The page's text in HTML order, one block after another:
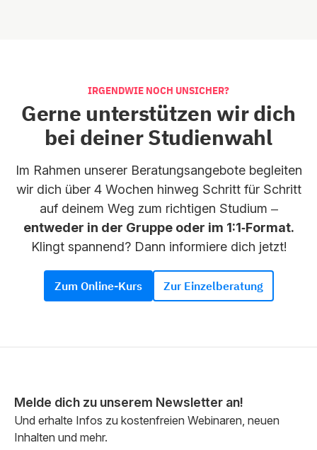
IRGENDWIE NOCH UNSICHER?
Gerne unterstützen wir dich
bei deiner Studienwahl
Im Rahmen unserer Beratungsangebote begleiten
wir dich über 4 Wochen hinweg Schritt für Schritt
auf deinem Weg zum richtigen Studium –
entweder in der Gruppe oder im 1:1‑Format.
Klingt spannend? Dann informiere dich jetzt!
Zum Online-Kurs Zur Einzelberatung
Melde dich zu unserem Newsletter an!
Und erhalte Infos zu kostenfreien Webinaren, neuen
Inhalten und mehr.